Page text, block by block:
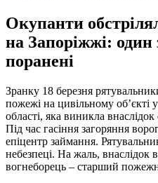
Окупанти
на Запоріжжі: один
поранені
Зранку 18 березня
пожежі на цивільному об’єкті
області, яка виникла
Під час гасіння загоряння
епіцентр займання.
небезпеці. На жаль, внаслідок
вогнеборець – старший